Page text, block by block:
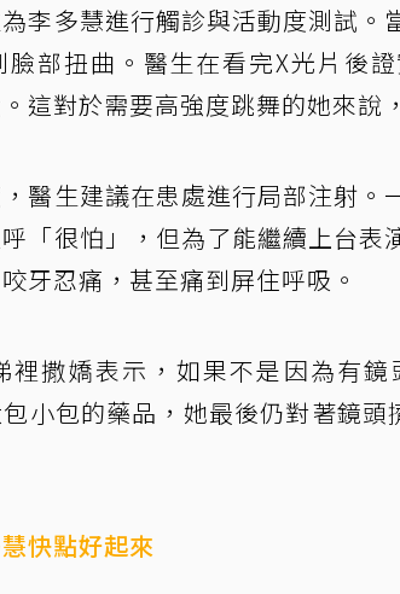
李多慧進行觸診與活動度測試
臉部扭曲。醫生在看完X光片後
。這對於需要高強度跳舞的她來說
醫生建議在患處進行局部注射
「很怕」，但為了能繼續上台
牙忍痛，甚至痛到屏住呼吸。
裡撒嬌表示，如果不是因為有
小包的藥品，她最後仍對著鏡
快點好起來